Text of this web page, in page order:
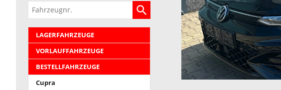
Fahrzeugnr.
LAGERFAHRZEUGE
VORLAUFFAHRZEUGE
BESTELLFAHRZEUGE
Cupra